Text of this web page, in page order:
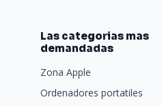
Las categorias mas
demandadas
Zona Apple
Ordenadores portatiles